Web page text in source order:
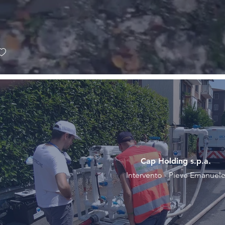
Cap Holding s.p.a.
Intervento - Pieve Emanuele